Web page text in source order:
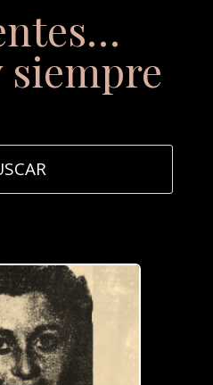
siempre